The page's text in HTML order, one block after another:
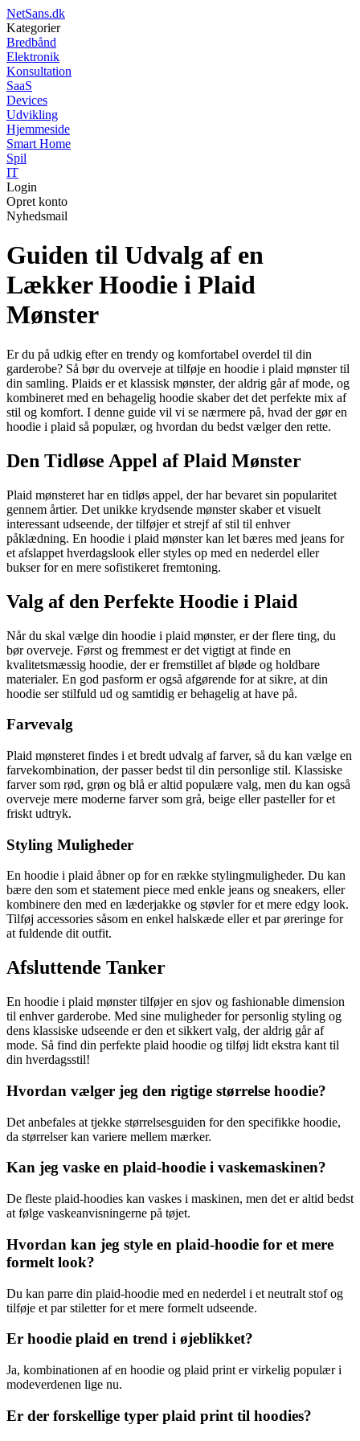
NetSans.dk
Kategorier
Bredbånd
Elektronik
Konsultation
SaaS
Devices
Udvikling
Hjemmeside
Smart Home
Spil
IT
Login
Opret konto
Nyhedsmail
Guiden til Udvalg af en
Lækker Hoodie i Plaid
Mønster
Er du på udkig efter en trendy og komfortabel overdel til din
garderobe? Så bør du overveje at tilføje en hoodie i plaid mønster til
din samling. Plaids er et klassisk mønster, der aldrig går af mode, og
kombineret med en behagelig hoodie skaber det det perfekte mix af
stil og komfort. I denne guide vil vi se nærmere på, hvad der gør en
hoodie i plaid så populær, og hvordan du bedst vælger den rette.
Den Tidløse Appel af Plaid Mønster
Plaid mønsteret har en tidløs appel, der har bevaret sin popularitet
gennem årtier. Det unikke krydsende mønster skaber et visuelt
interessant udseende, der tilføjer et strejf af stil til enhver
påklædning. En hoodie i plaid mønster kan let bæres med jeans for
et afslappet hverdagslook eller styles op med en nederdel eller
bukser for en mere sofistikeret fremtoning.
Valg af den Perfekte Hoodie i Plaid
Når du skal vælge din hoodie i plaid mønster, er der flere ting, du
bør overveje. Først og fremmest er det vigtigt at finde en
kvalitetsmæssig hoodie, der er fremstillet af bløde og holdbare
materialer. En god pasform er også afgørende for at sikre, at din
hoodie ser stilfuld ud og samtidig er behagelig at have på.
Farvevalg
Plaid mønsteret findes i et bredt udvalg af farver, så du kan vælge en
farvekombination, der passer bedst til din personlige stil. Klassiske
farver som rød, grøn og blå er altid populære valg, men du kan også
overveje mere moderne farver som grå, beige eller pasteller for et
friskt udtryk.
Styling Muligheder
En hoodie i plaid åbner op for en række stylingmuligheder. Du kan
bære den som et statement piece med enkle jeans og sneakers, eller
kombinere den med en læderjakke og støvler for et mere edgy look.
Tilføj accessories såsom en enkel halskæde eller et par øreringe for
at fuldende dit outfit.
Afsluttende Tanker
En hoodie i plaid mønster tilføjer en sjov og fashionable dimension
til enhver garderobe. Med sine muligheder for personlig styling og
dens klassiske udseende er den et sikkert valg, der aldrig går af
mode. Så find din perfekte plaid hoodie og tilføj lidt ekstra kant til
din hverdagsstil!
Hvordan vælger jeg den rigtige størrelse hoodie?
Det anbefales at tjekke størrelsesguiden for den specifikke hoodie,
da størrelser kan variere mellem mærker.
Kan jeg vaske en plaid-hoodie i vaskemaskinen?
De fleste plaid-hoodies kan vaskes i maskinen, men det er altid bedst
at følge vaskeanvisningerne på tøjet.
Hvordan kan jeg style en plaid-hoodie for et mere
formelt look?
Du kan parre din plaid-hoodie med en nederdel i et neutralt stof og
tilføje et par stiletter for et mere formelt udseende.
Er hoodie plaid en trend i øjeblikket?
Ja, kombinationen af en hoodie og plaid print er virkelig populær i
modeverdenen lige nu.
Er der forskellige typer plaid print til hoodies?